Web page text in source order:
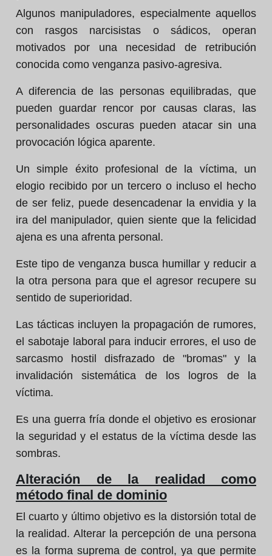
Algunos manipuladores, especialmente aquellos
con rasgos narcisistas o sádicos, operan
motivados por una necesidad de retribución
conocida como venganza pasivo-agresiva.
A diferencia de las personas equilibradas, que
pueden guardar rencor por causas claras, las
personalidades oscuras pueden atacar sin una
provocación lógica aparente.
Un simple éxito profesional de la víctima, un
elogio recibido por un tercero o incluso el hecho
de ser feliz, puede desencadenar la envidia y la
ira del manipulador, quien siente que la felicidad
ajena es una afrenta personal.
Este tipo de venganza busca humillar y reducir a
la otra persona para que el agresor recupere su
sentido de superioridad.
Las tácticas incluyen la propagación de rumores,
el sabotaje laboral para inducir errores, el uso de
sarcasmo hostil disfrazado de "bromas" y la
invalidación sistemática de los logros de la
víctima.
Es una guerra fría donde el objetivo es erosionar
la seguridad y el estatus de la víctima desde las
sombras.
Alteración de la realidad como
método final de dominio
El cuarto y último objetivo es la distorsión total de
la realidad. Alterar la percepción de una persona
es la forma suprema de control, ya que permite